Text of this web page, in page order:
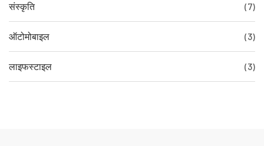
संस्कृति (7)
ऑटोमोबाइल (3)
लाइफस्टाइल (3)